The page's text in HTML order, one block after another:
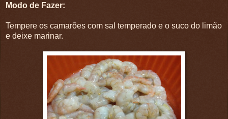
Modo de Fazer:
Tempere os camarões com sal temperado e o suco do limão
e deixe marinar.